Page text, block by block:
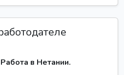
в Нетании.